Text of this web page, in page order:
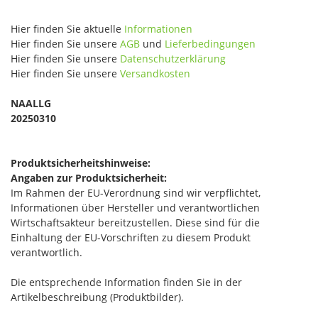
Hier finden Sie aktuelle Informationen
Hier finden Sie unsere AGB und Lieferbedingungen
Hier finden Sie unsere Datenschutzerklärung
Hier finden Sie unsere Versandkosten
NAALLG
20250310
Produktsicherheitshinweise:
Angaben zur Produktsicherheit:
Im Rahmen der EU-Verordnung sind wir verpflichtet,
Informationen über Hersteller und verantwortlichen
Wirtschaftsakteur bereitzustellen. Diese sind für die
Einhaltung der EU-Vorschriften zu diesem Produkt
verantwortlich.
Die entsprechende Information finden Sie in der
Artikelbeschreibung (Produktbilder).